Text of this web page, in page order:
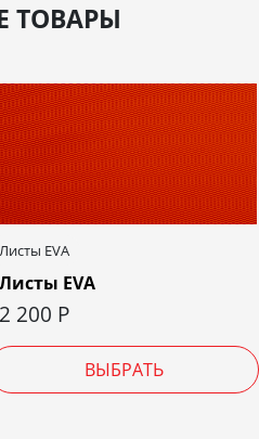
ТОВАРЫ
Листы EVA
Листы EVA
2 200 Р
ВЫБРАТЬ